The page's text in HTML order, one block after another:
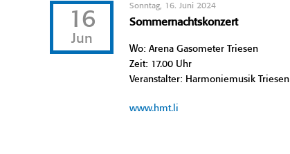
16
Jun
Sonntag, 16. Juni 2024
Sommernachtskonzert
Wo: Arena Gasometer Triesen
Zeit: 17.00 Uhr
Veranstalter: Harmoniemusik Triesen
www.hmt.li